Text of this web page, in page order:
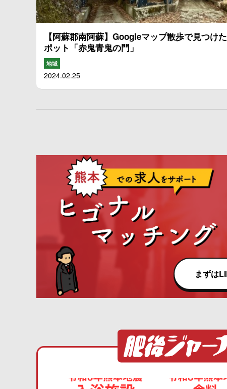
【阿蘇郡南阿蘇】Googleマップ散歩で見つけ
ポット「赤鬼青鬼の門」
地域
2024.02.25
まずは